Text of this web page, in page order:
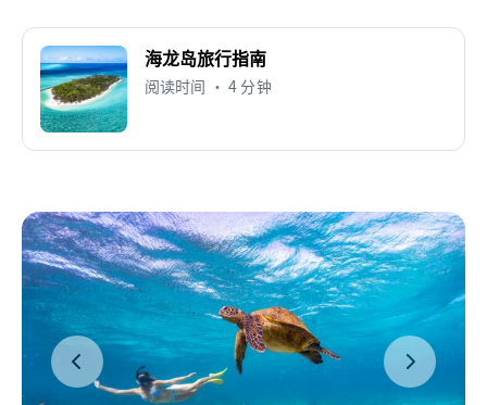
海龙岛旅行指南
阅读时间 • 4 分钟